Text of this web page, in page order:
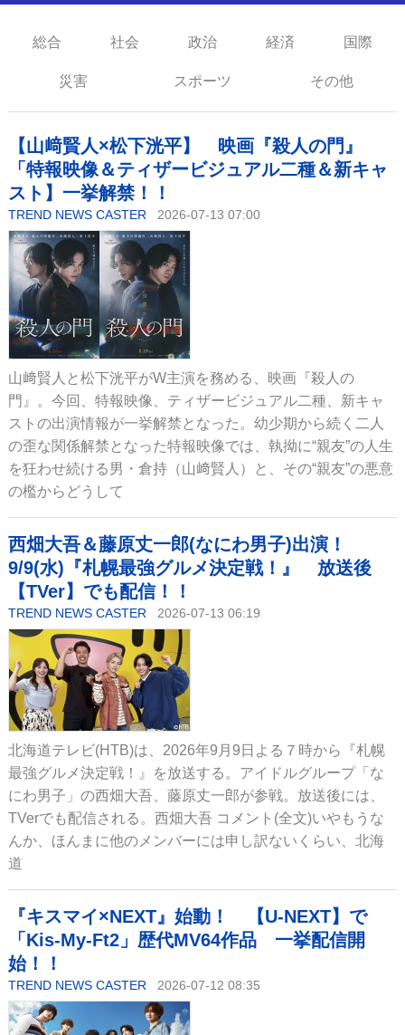
総合 社会 政治 経済 国際
災害 スポーツ その他
【山﨑賢人×松下洸平】 映画『殺人の門』
「特報映像＆ティザービジュアル二種＆新キャ
スト】一挙解禁！！
TREND NEWS CASTER 2026-07-13 07:00
山﨑賢人と松下洸平がW主演を務める、映画『殺人の
門』。今回、特報映像、ティザービジュアル二種、新キャ
ストの出演情報が一挙解禁となった。幼少期から続く二人
の歪な関係解禁となった特報映像では、執拗に“親友”の人生
を狂わせ続ける男・倉持（山﨑賢人）と、その“親友”の悪意
の檻からどうして
西畑大吾＆藤原丈一郎(なにわ男子)出演！
9/9(水)『札幌最強グルメ決定戦！』 放送後
【TVer】でも配信！！
TREND NEWS CASTER 2026-07-13 06:19
北海道テレビ(HTB)は、2026年9月9日よる７時から『札幌
最強グルメ決定戦！』を放送する。アイドルグループ「な
にわ男子」の西畑大吾、藤原丈一郎が参戦。放送後には、
TVerでも配信される。西畑大吾 コメント(全文)いやもうな
んか、ほんまに他のメンバーには申し訳ないくらい、北海
道
『キスマイ×NEXT』始動！ 【U-NEXT】で
「Kis-My-Ft2」歴代MV64作品 一挙配信開
始！！
TREND NEWS CASTER 2026-07-12 08:35